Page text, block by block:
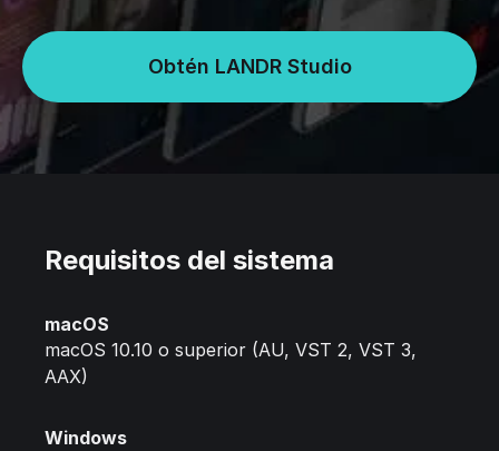
Obtén LANDR Studio
Requisitos del sistema
macOS
macOS 10.10 o superior (AU, VST 2, VST 3,
AAX)
Windows